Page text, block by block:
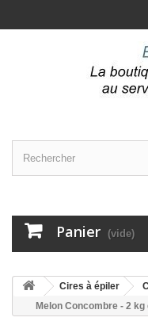
Panier (vide)
Cires à épiler
Melon Concombre - 2